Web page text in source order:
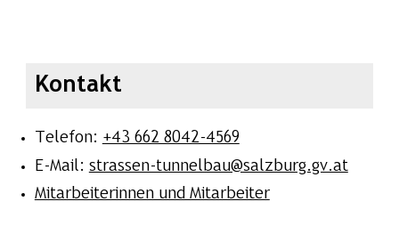
Kontakt
Telefon: +43 662 8042-4569
E-Mail: strassen-tunnelbau@salzburg.gv.at
Mitarbeiterinnen und Mitarbeiter